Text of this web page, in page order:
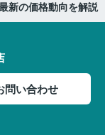
新の価格動向を解説
問い合わせ